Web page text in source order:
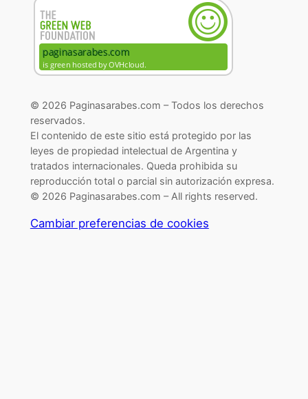
© 2026 Paginasarabes.com – Todos los derechos
reservados.
El contenido de este sitio está protegido por las
leyes de propiedad intelectual de Argentina y
tratados internacionales. Queda prohibida su
reproducción total o parcial sin autorización expresa.
© 2026 Paginasarabes.com – All rights reserved.
Cambiar preferencias de cookies